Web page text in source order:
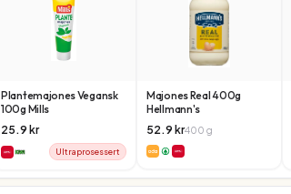
Plantemajones Vegansk
100g Mills
25.9 kr
Ultraprosessert
Majones Real 400g
Hellmann's
52.9 kr400 g